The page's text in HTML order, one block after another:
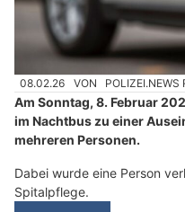
08.02.26 VON POLIZEI.NEWS
Am Sonntag, 8. Februar
im Nachtbus zu einer
mehreren Personen.
Dabei wurde eine Person
Spitalpflege.